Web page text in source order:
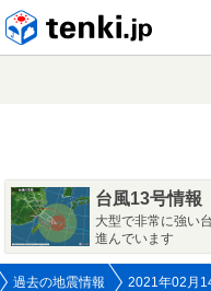
台風13号情報
大型で非常に強い
進んでいます
過去の地震情報 2021年02月